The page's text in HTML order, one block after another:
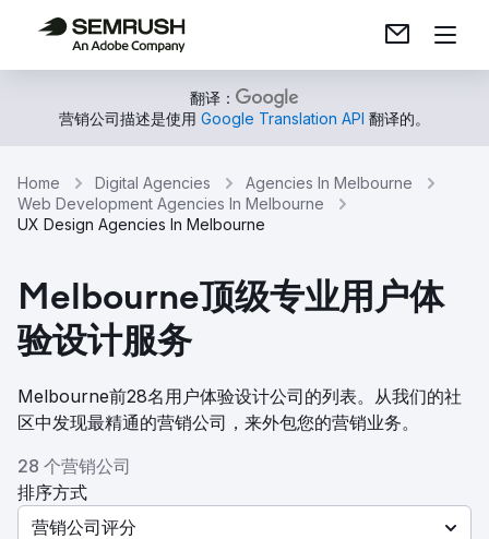
翻译：
营销公司描述是使用 Google Translation API 翻译的。
Home Digital Agencies
Agencies In Melbourne
Web Development Agencies In Melbourne
UX Design Agencies In Melbourne
Melbourne顶级专业用户体
验设计服务
Melbourne前28名用户体验设计公司的列表。从我们的社
区中发现最精通的营销公司，来外包您的营销业务。
28 个营销公司
排序方式
营销公司评分